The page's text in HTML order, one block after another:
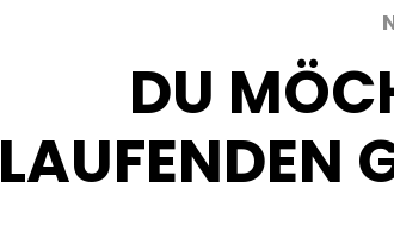
DU
LAUFENDEN